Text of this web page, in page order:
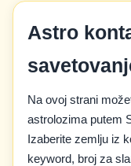
Astro
Na ovoj strani
astrolozima putem
Izaberite zemlju iz
keyword, broj za